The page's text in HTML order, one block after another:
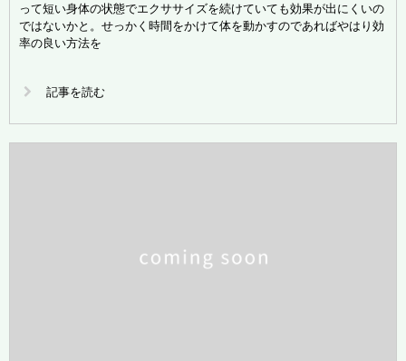
って短い身体の状態でエクササイズを続けていても効果が出にくいの
ではないかと。せっかく時間をかけて体を動かすのであればやはり効
率の良い方法を
記事を読む